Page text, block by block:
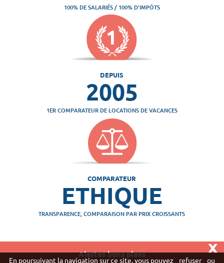
Alertes bons plans x
100% DE SALARIÉS / 100% D'IMPÔTS
DEPUIS
2005
1ER COMPARATEUR DE LOCATIONS DE VACANCES
COMPARATEUR
ETHIQUE
TRANSPARENCE, COMPARAISON PAR PRIX CROISSANTS
Vivaweb SARL - RCS Créteil n°790 591 572
En poursuivant la navigation sur ce site, vous pouvez refuser ou